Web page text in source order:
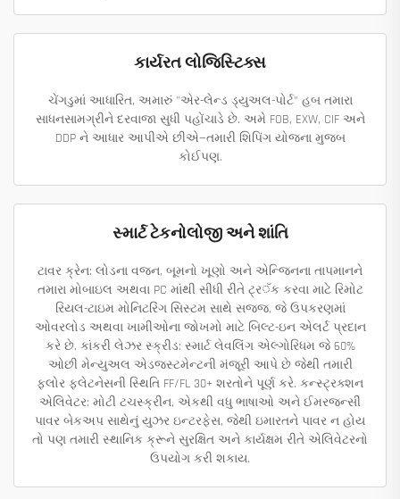
કાર્યરત લોજિસ્ટિક્સ
ચેંગડુમાં આધારિત, અમારું "એર-લેન્ડ ડ્યુઅલ-પોર્ટ" હબ તમારા
સાધનસામગ્રીને દરવાજા સુધી પહોંચાડે છે. અમે FOB, EXW, CIF અને
DDP ને આધાર આપીએ છીએ—તમારી શિપિંગ યોજના મુજબ
કોઈપણ.
સ્માર્ટ ટેકનોલોજી અને શાંતિ
ટાવર ક્રેન: લોડના વજન, બૂમનો ખૂણો અને એન્જિનના તાપમાનને
તમારા મોબાઇલ અથવા PC માંથી સીધી રીતે ટ્ર‍ॅક કરવા માટે રિમોટ
રિયલ-ટાઇમ મોનિટરિંગ સિસ્ટમ સાથે સજ્જ, જે ઉપકરણમાં
ઓવરલોડ અથવા ખામીઓના જોખમો માટે બિલ્ટ-ઇન એલર્ટ પ્રદાન
કરે છે. કાંકરી લેઝર સ્ક્રીડ: સ્માર્ટ લેવલિંગ એલ્ગોરિધમ જે 60%
ઓછી મેન્યુઅલ એડજસ્ટમેન્ટની મંજૂરી આપે છે જેથી તમારી
ફ્લોર ફ્લેટનેસની સ્થિતિ FF/FL 30+ શરતોને પૂર્ણ કરે. કન્સ્ટ્રક્શન
એલિવેટર: મોટી ટચસ્ક્રીન, એકથી વધુ ભાષાઓ અને ઈમરજન્સી
પાવર બેકઅપ સાથેનું યુઝર ઇન્ટરફેસ, જેથી ઇમારતને પાવર ન હોય
તો પણ તમારી સ્થાનિક ક્રૂને સુરક્ષિત અને કાર્યક્ષમ રીતે એલિવેટરનો
ઉપયોગ કરી શકાય.